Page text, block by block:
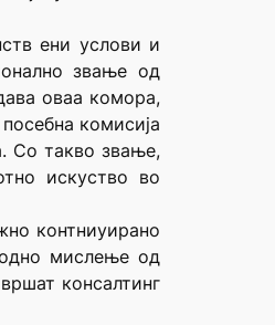
ени услови и
звање од
оваа комора,
комисија
Со такво звање,
искуство во
контниуирано
мислење од
консалтинг